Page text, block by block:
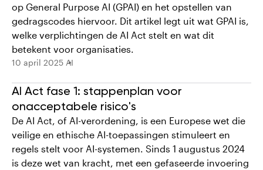
op General Purpose AI (GPAI) en het opstellen van
gedragscodes hiervoor. Dit artikel legt uit wat GPAI is,
welke verplichtingen de AI Act stelt en wat dit
betekent voor organisaties.
10 april 2025 AI
A I Act fase 1: stappenplan voor
onacceptabele risico's
De AI Act, of AI-verordening, is een Europese wet die
veilige en ethische AI-toepassingen stimuleert en
regels stelt voor AI-systemen. Sinds 1 augustus 2024
is deze wet van kracht, met een gefaseerde invoering